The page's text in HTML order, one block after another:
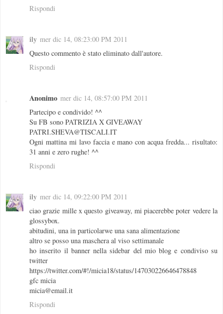
Rispondi
ily mer dic 14, 08:23:00 PM 2011
Questo commento è stato eliminato dall'autore.
Rispondi
Anonimo mer dic 14, 08:57:00 PM 2011
Partecipo e condivido! ^^
Su FB sono PATRIZIA X GIVEAWAY
PATRI.SHEVA@TISCALI.IT
Ogni mattina mi lavo faccia e mano con acqua fredda... risultato:
31 anni e zero rughe! ^^
Rispondi
ily mer dic 14, 09:22:00 PM 2011
ciao grazie mille x questo giveaway, mi piacerebbe poter vedere la
glossybox.
abitudini, una in particolarwe una sana alimentazione
altro se posso una maschera al viso settimanale
ho inserito il banner nella sidebar del mio blog e condiviso su
twitter
https://twitter.com/#!/micia18/status/147030226646478848
gfc micia
micia@email.it
Rispondi